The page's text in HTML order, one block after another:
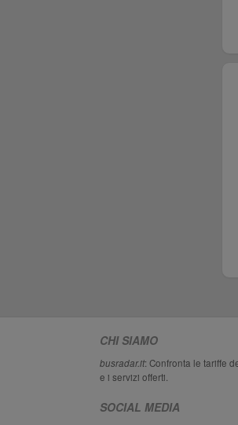
CHI SIAMO
busradar.it: Confronta le tariffe
e i servizi offerti.
SOCIAL MEDIA